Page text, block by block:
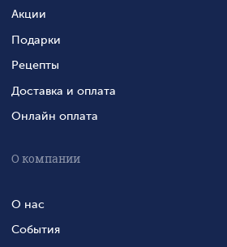
Акции
Подарки
Рецепты
Доставка и оплата
Онлайн оплата
О компании
О нас
События